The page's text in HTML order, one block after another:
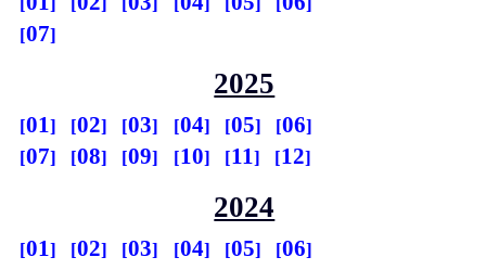
07
2025
01 02 03 04 05
06
07
08 09 10 11 12
2024
01 02 03 04 05
06